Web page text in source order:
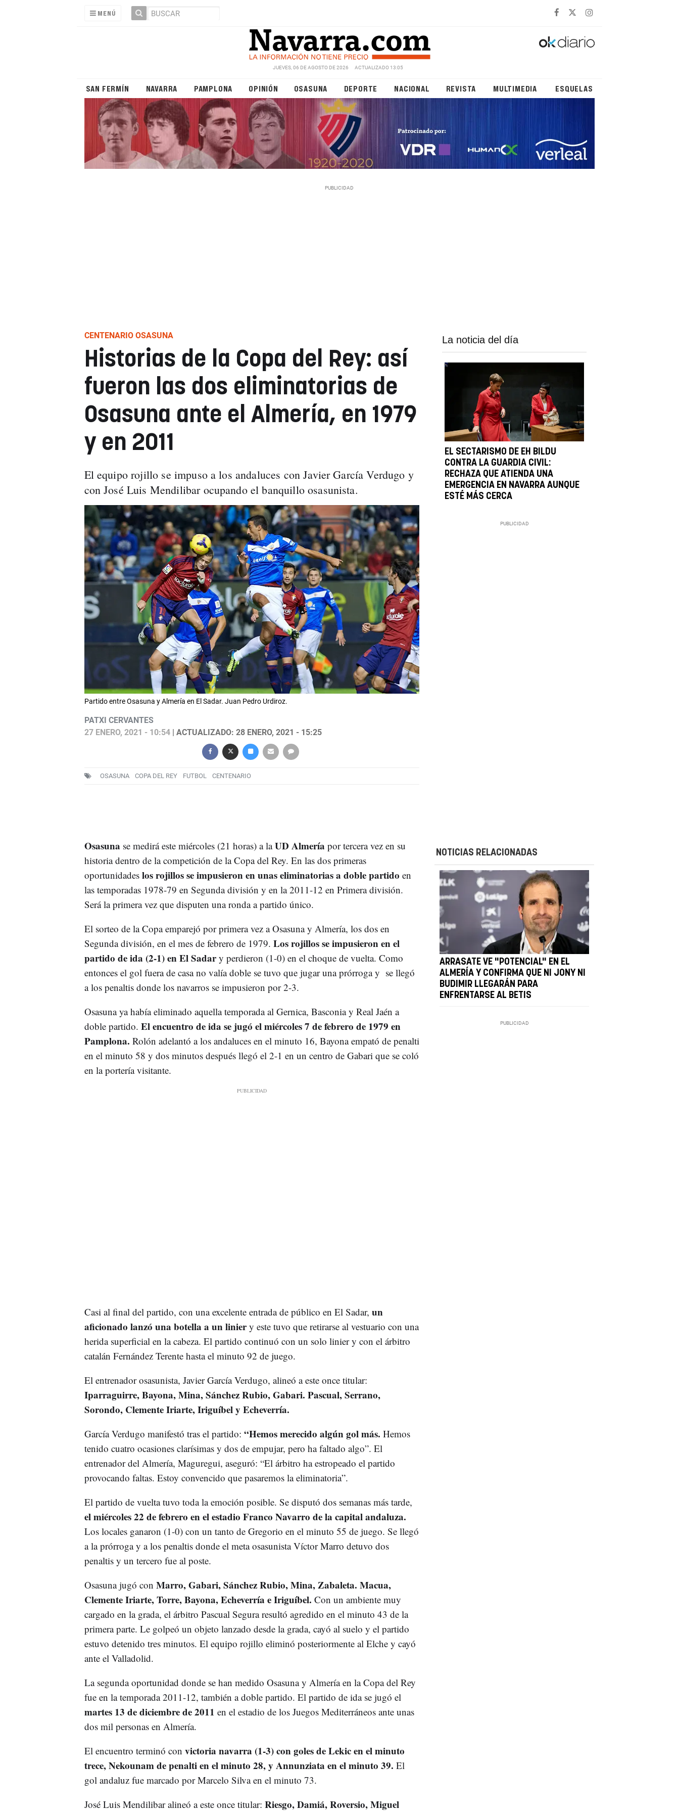
MENÚ
JUEVES, 06 DE AGOSTO DE 2026 ACTUALIZADO 13:05
SAN FERMÍN NAVARRA PAMPLONA OPINIÓN OSASUNA DEPORTE NACIONAL REVISTA MULTIMEDIA ESQUELAS
CENTENARIO OSASUNA
Historias de la Copa del Rey: así
fueron las dos eliminatorias de
Osasuna ante el Almería, en 1979
y en 2011
El equipo rojillo se impuso a los andaluces con Javier García Verdugo y
con José Luis Mendilibar ocupando el banquillo osasunista.
Partido entre Osasuna y Almería en El Sadar. Juan Pedro Urdiroz.
PATXI CERVANTES
27 ENERO, 2021 - 10:54| ACTUALIZADO: 28 ENERO, 2021 - 15:25
OSASUNA COPA DEL REY FUTBOL CENTENARIO
La noticia del día
EL SECTARISMO DE EH BILDU
CONTRA LA GUARDIA CIVIL:
RECHAZA QUE ATIENDA UNA
EMERGENCIA EN NAVARRA AUNQUE
ESTÉ MÁS CERCA
Osasuna se medirá este miércoles (21 horas) a laUD Almería por tercera vez en su
historia dentro de la competición de la Copa del Rey. En las dos primeras
oportunidadeslos rojillos se impusieron en unas eliminatorias a doble partido en
las temporadas 1978-79 en Segunda división y en la 2011-12 en Primera división.
Será la primera vez que disputen una ronda a partido único.
El sorteo de la Copa emparejó por primera vez a Osasuna y Almería, los dos en
Segunda división, en el mes de febrero de 1979. Los rojillos se impusieron en el
partido de ida (2-1) en El Sadary perdieron (1-0) en el choque de vuelta. Como
entonces el gol fuera de casa no valía doble se tuvo que jugar una prórroga y se llegó
a los penaltis donde los navarros se impusieron por 2-3.
Osasuna ya había eliminado aquella temporada al Gernica, Basconia y Real Jaén a
doble partido. El encuentro de ida se jugó el miércoles 7 de febrero de 1979 en
Pamplona. Rolón adelantó a los andaluces en el minuto 16, Bayona empató de penalti
en el minuto 58 y dos minutos después llegó el 2-1 en un centro de Gabari que se coló
en la portería visitante.
Casi al final del partido, con una excelente entrada de público en El Sadar, un
aficionado lanzó una botella a un liniery este tuvo que retirarse al vestuario con una
herida superficial en la cabeza. El partido continuó con un solo linier y con el árbitro
catalán Fernández Terente hasta el minuto 92 de juego.
El entrenador osasunista, Javier García Verdugo, alineó a este once titular:
Iparraguirre, Bayona, Mina, Sánchez Rubio, Gabari. Pascual, Serrano,
Sorondo, Clemente Iriarte, Iriguíbel y Echeverría.
García Verdugo manifestó tras el partido: “Hemos merecido algún gol más. Hemos
tenido cuatro ocasiones clarísimas y dos de empujar, pero ha faltado algo”. El
entrenador del Almería, Maguregui, aseguró: “El árbitro ha estropeado el partido
provocando faltas. Estoy convencido que pasaremos la eliminatoria”.
El partido de vuelta tuvo toda la emoción posible. Se disputó dos semanas más tarde,
el miércoles 22 de febrero en el estadio Franco Navarro de la capital andaluza.
Los locales ganaron (1-0) con un tanto de Gregorio en el minuto 55 de juego. Se llegó
a la prórroga y a los penaltis donde el meta osasunista Víctor Marro detuvo dos
penaltis y un tercero fue al poste.
Osasuna jugó con Marro, Gabari, Sánchez Rubio, Mina, Zabaleta. Macua,
Clemente Iriarte, Torre, Bayona, Echeverría e Iriguíbel. Con un ambiente muy
cargado en la grada, el árbitro Pascual Segura resultó agredido en el minuto 43 de la
primera parte. Le golpeó un objeto lanzado desde la grada, cayó al suelo y el partido
estuvo detenido tres minutos. El equipo rojillo eliminó posteriormente al Elche y cayó
ante el Valladolid.
La segunda oportunidad donde se han medido Osasuna y Almería en la Copa del Rey
fue en la temporada 2011-12, también a doble partido. El partido de ida se jugó el
martes 13 de diciembre de 2011 en el estadio de los Juegos Mediterráneos ante unas
dos mil personas en Almería.
El encuentro terminó con victoria navarra (1-3) con goles de Lekic en el minuto
trece, Nekounam de penalti en el minuto 28, y Annunziata en el minuto 39. El
gol andaluz fue marcado por Marcelo Silva en el minuto 73.
José Luis Mendilibar alineó a este once titular: Riesgo, Damiá, Roversio, Miguel
NOTICIAS RELACIONADAS
ARRASATE VE "POTENCIAL" EN EL
ALMERÍA Y CONFIRMA QUE NI JONY NI
BUDIMIR LLEGARÁN PARA
ENFRENTARSE AL BETIS